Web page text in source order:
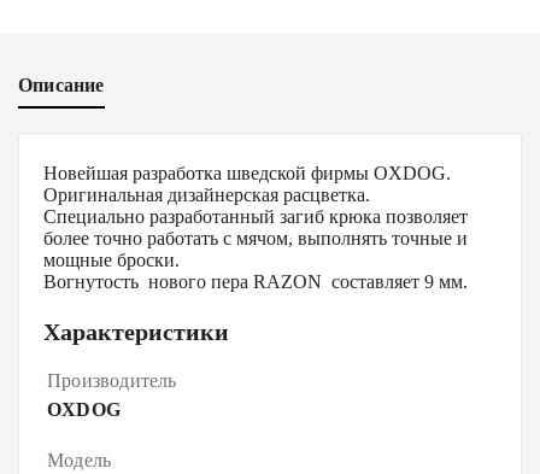
Описание
Новейшая разработка шведской фирмы OXDOG.
Оригинальная дизайнерская расцветка.
Специально разработанный загиб крюка позволяет
более точно работать с мячом, выполнять точные и
мощные броски.
Вогнутость нового пера RAZON составляет 9 мм.
Характеристики
Производитель
OXDOG
Модель